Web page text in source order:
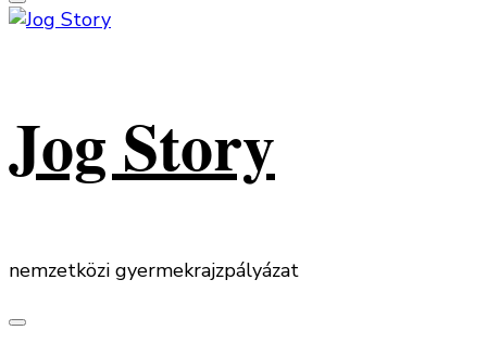
Jog Story
nemzetközi gyermekrajzpályázat